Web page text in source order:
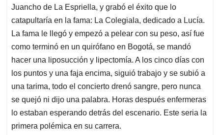
Juancho de La Espriella, y grabó el éxito que lo
catapultaría en la fama: La Colegiala, dedicado a Lucía.
La fama le llegó y empezó a pelear con su peso, así fue
como terminó en un quirófano en Bogotá, se mandó
hacer una liposucción y lipectomía. A los cinco días con
los puntos y una faja encima, siguió trabajo y se subió a
una tarima, todo el concierto drenó sangre, pero nunca
se quejó ni dijo una palabra. Horas después enfermeras
lo estaban esperando detrás del escenario. Este seria la
primera polémica en su carrera.